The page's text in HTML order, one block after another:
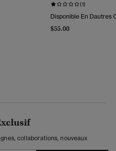
(1)
Disponible En Dautres
$55.00
collaborations, nouveaux